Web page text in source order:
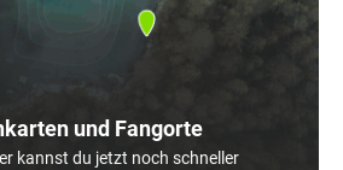
und Fangorte
kannst du jetzt noch schneller